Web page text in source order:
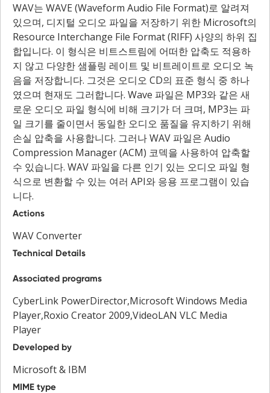
WAV는 WAVE (Waveform Audio File Format)로 알려져
있으며, 디지털 오디오 파일을 저장하기 위한 Microsoft의
Resource Interchange File Format (RIFF) 사양의 하위 집
합입니다. 이 형식은 비트스트림에 어떠한 압축도 적용하
지 않고 다양한 샘플링 레이트 및 비트레이트로 오디오 녹
음을 저장합니다. 그것은 오디오 CD의 표준 형식 중 하나
였으며 현재도 그러합니다. Wave 파일은 MP3와 같은 새
로운 오디오 파일 형식에 비해 크기가 더 크며, MP3는 파
일 크기를 줄이면서 동일한 오디오 품질을 유지하기 위해
손실 압축을 사용합니다. 그러나 WAV 파일은 Audio
Compression Manager (ACM) 코덱을 사용하여 압축할
수 있습니다. WAV 파일을 다른 인기 있는 오디오 파일 형
식으로 변환할 수 있는 여러 API와 응용 프로그램이 있습
니다.
Actions
WAV Converter
Technical Details
Associated programs
CyberLink PowerDirector,Microsoft Windows Media
Player,Roxio Creator 2009,VideoLAN VLC Media
Player
Developed by
Microsoft & IBM
MIME type